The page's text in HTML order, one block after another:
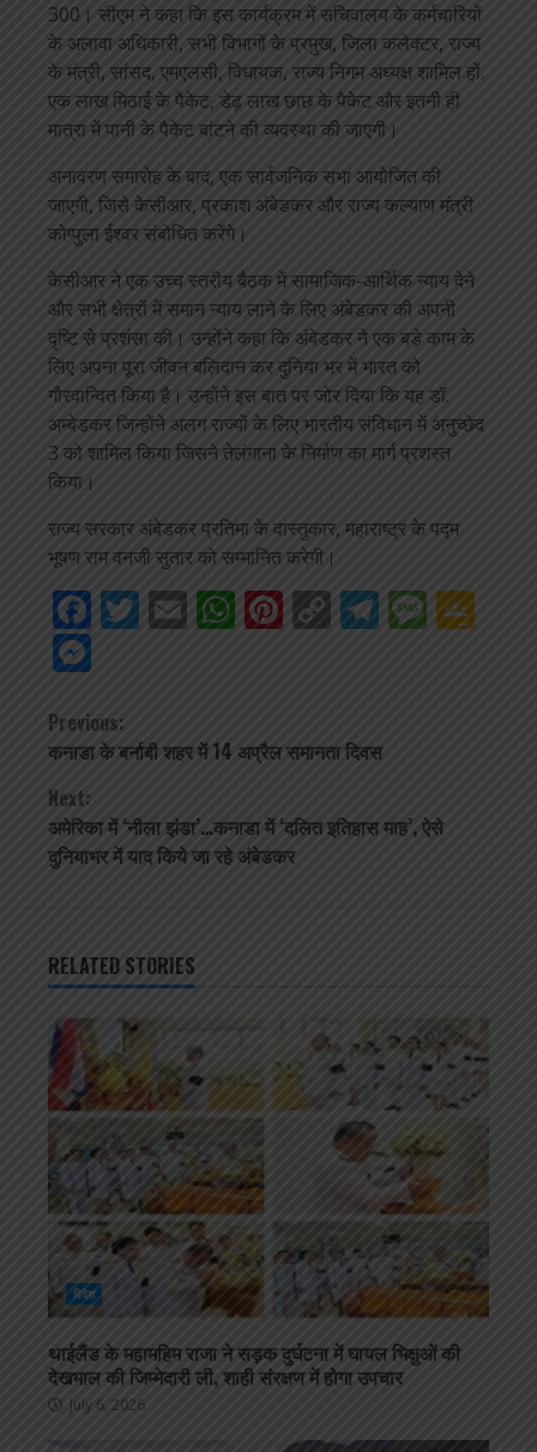
300। सीएम ने कहा कि इस कार्यक्रम में सचिवालय के कर्मचारियों
के अलावा अधिकारी, सभी विभागों के प्रमुख, जिला कलेक्टर, राज्य
के मंत्री, सांसद, एमएलसी, विधायक, राज्य निगम अध्यक्ष शामिल हों.
एक लाख मिठाई के पैकेट, डेढ़ लाख छाछ के पैकेट और इतनी ही
मात्रा में पानी के पैकेट बांटने की व्यवस्था की जाएगी।
अनावरण समारोह के बाद, एक सार्वजनिक सभा आयोजित की
जाएगी, जिसे केसीआर, प्रकाश अंबेडकर और राज्य कल्याण मंत्री
कोप्पुला ईश्वर संबोधित करेंगे।
केसीआर ने एक उच्च स्तरीय बैठक में सामाजिक-आर्थिक न्याय देने
और सभी क्षेत्रों में समान न्याय लाने के लिए अंबेडकर की अपनी
दृष्टि से प्रशंसा की। उन्होंने कहा कि अंबेडकर ने एक बड़े काम के
लिए अपना पूरा जीवन बलिदान कर दुनिया भर में भारत को
गौरवान्वित किया है। उन्होंने इस बात पर जोर दिया कि यह डॉ.
अम्बेडकर जिन्होंने अलग राज्यों के लिए भारतीय संविधान में अनुच्छेद
3 को शामिल किया जिसने तेलंगाना के निर्माण का मार्ग प्रशस्त
किया।
राज्य सरकार अंबेडकर प्रतिमा के वास्तुकार, महाराष्ट्र के पद्म
भूषण राम वनजी सुतार को सम्मानित करेगी।
Facebook
Twitter
EmailWhatsApp
Pinterest
Copy
Continue
Reading
Previous:
कनाडा के बर्नाबी शहर में 14 अप्रैल समानता दिवस
Next:
अमेरिका में ‘नीला झंडा’…कनाडा में ‘दलित इतिहास माह’, ऐसे
दुनियाभर में याद किये जा रहे अंबेडकर
RELATED STORIES
विदेश
थाईलैंड के महामहिम राजा ने सड़क दुर्घटना में घायल भिक्षुओं की
देखभाल की जिम्मेदारी ली, शाही संरक्षण में होगा उपचार
July 6, 2026